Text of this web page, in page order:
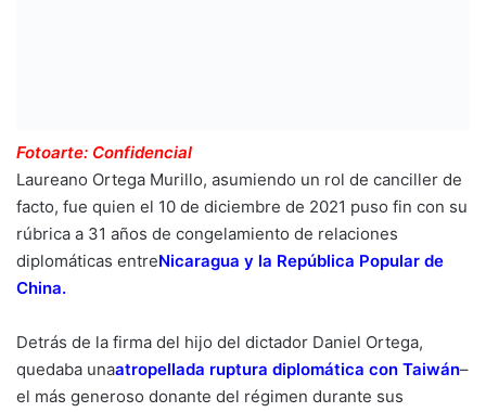
Fotoarte: Confidencial
Laureano Ortega Murillo, asumiendo un rol de canciller de
facto, fue quien el 10 de diciembre de 2021 puso fin con su
rúbrica a 31 años de congelamiento de relaciones
diplomáticas entreNicaragua y la República Popular de
China.
Detrás de la firma del hijo del dictador Daniel Ortega,
quedaba unaatropellada ruptura diplomática con Taiwán–
el más generoso donante del régimen durante sus